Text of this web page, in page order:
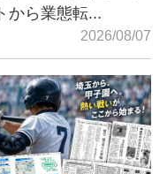
ら業態転...
2026/08/07